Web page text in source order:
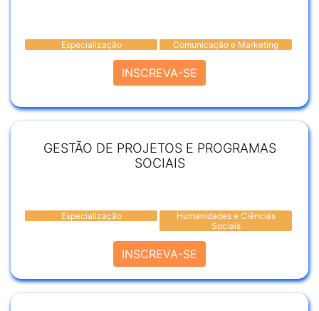
Especialização Comunicação e Marketing
INSCREVA-SE
GESTÃO DE PROJETOS E PROGRAMAS
SOCIAIS
Especialização
Humanidades e Ciências
Sociais
INSCREVA-SE